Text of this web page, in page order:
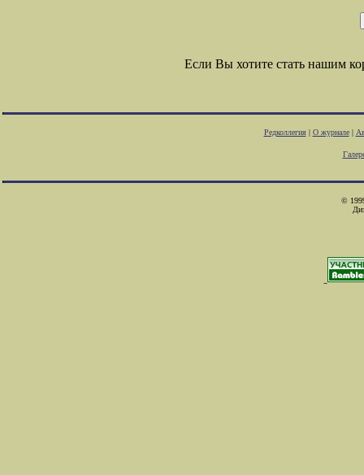
Если Вы хотите стать нашим
Редколлегия| О журнале|
©